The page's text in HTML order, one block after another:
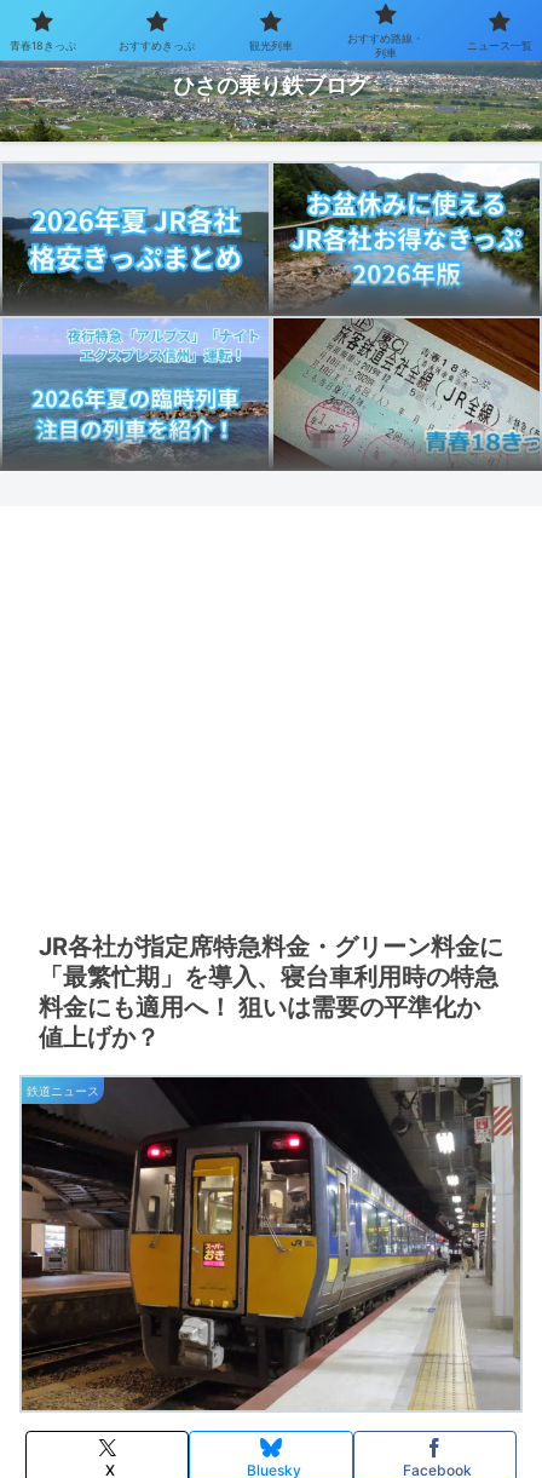
お得なきっぷで乗り鉄を楽しむブログ
ひさの乗り鉄ブログ
JR各社が指定席特急料金・グリーン料金に
「最繁忙期」を導入、寝台車利用時の特急
料金にも適用へ！ 狙いは需要の平準化か
値上げか？
鉄道ニュース
X Bluesky Facebook
青春18きっぷ おすすめきっぷ 観光列車
おすすめ路線・
列車
ニュース一覧